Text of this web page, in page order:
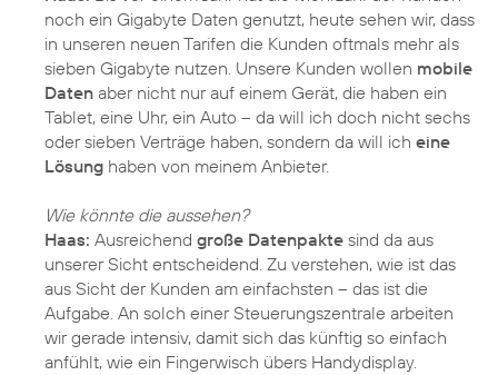
noch ein Gigabyte Daten genutzt, heute sehen wir, dass
in unseren neuen Tarifen die Kunden oftmals mehr als
sieben Gigabyte nutzen. Unsere Kunden wollen mobile
Daten aber nicht nur auf einem Gerät, die haben ein
Tablet, eine Uhr, ein Auto – da will ich doch nicht sechs
oder sieben Verträge haben, sondern da will ich eine
Lösung haben von meinem Anbieter.
Wie könnte die aussehen?
Haas: Ausreichend große Datenpakte sind da aus
unserer Sicht entscheidend. Zu verstehen, wie ist das
aus Sicht der Kunden am einfachsten – das ist die
Aufgabe. An solch einer Steuerungszentrale arbeiten
wir gerade intensiv, damit sich das künftig so einfach
anfühlt, wie ein Fingerwisch übers Handydisplay.